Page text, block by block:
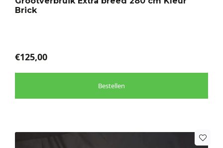
Brick
€125,00
Bestellen
kan
gekozen
productpagina